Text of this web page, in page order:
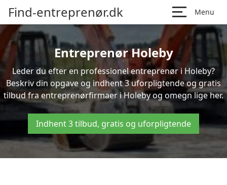
Find-entreprenør.dk Menu
Entreprenør Holeby
Leder du efter en professionel entreprenør i Holeby?
Beskriv din opgave og indhent 3 uforpligtende og gratis
tilbud fra entreprenørfirmaer i Holeby og omegn lige her.
Indhent 3 tilbud, gratis og uforpligtende